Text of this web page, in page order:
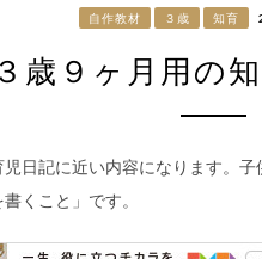
自作教材 ３歳 知育
３歳９ヶ月用の
日記に近い内容になります。
くこと」です。